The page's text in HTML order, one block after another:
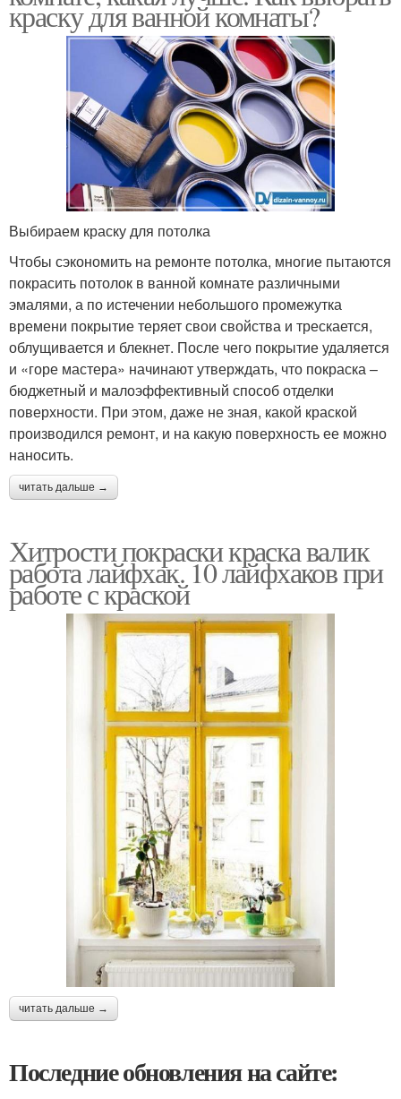
краску для ванной комнаты?
Выбираем краску для потолка
Чтобы сэкономить на ремонте потолка, многие пытаются
покрасить потолок в ванной комнате различными
эмалями, а по истечении небольшого промежутка
времени покрытие теряет свои свойства и трескается,
облущивается и блекнет. После чего покрытие удаляется
и «горе мастера» начинают утверждать, что покраска –
бюджетный и малоэффективный способ отделки
поверхности. При этом, даже не зная, какой краской
производился ремонт, и на какую поверхность ее можно
наносить.
читать дальше →
Хитрости покраски краска валик
работа лайфхак. 10 лайфхаков при
работе с краской
читать дальше →
Последние обновления на сайте: